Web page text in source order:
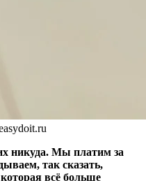
никуда. Мы платим за
так сказать,
всё больше